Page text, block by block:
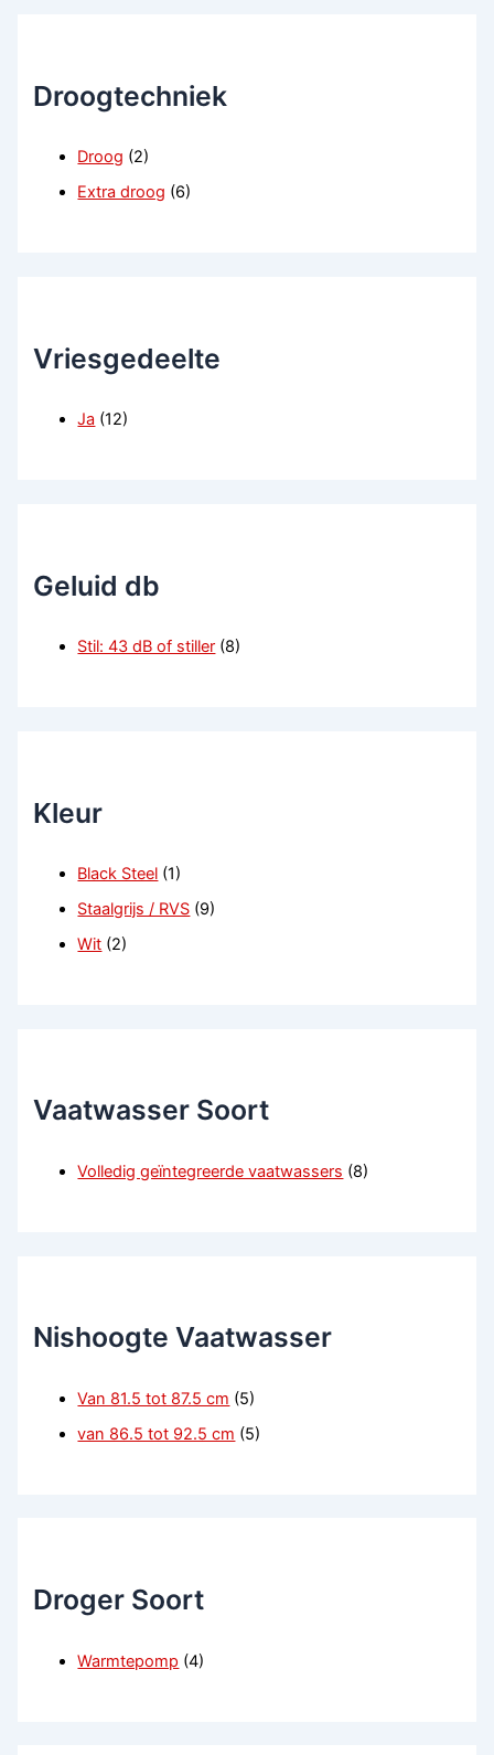
Droogtechniek
Droog (2)
Extra droog (6)
Vriesgedeelte
Ja (12)
Geluid db
Stil: 43 dB of stiller (8)
Kleur
Black Steel (1)
Staalgrijs / RVS (9)
Wit (2)
Vaatwasser Soort
Volledig geïntegreerde vaatwassers (8)
Nishoogte Vaatwasser
Van 81.5 tot 87.5 cm (5)
van 86.5 tot 92.5 cm (5)
Droger Soort
Warmtepomp (4)